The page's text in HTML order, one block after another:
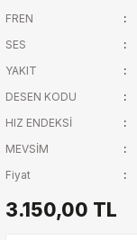
FREN
SES
YAKIT
DESEN KODU
HIZ ENDEKSİ
MEVSİM
Fiyat
3.150,00 TL